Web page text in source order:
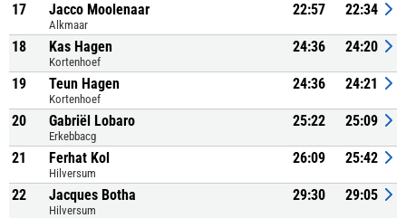
17 Jacco Moolenaar
Alkmaar
22:57 22:34
18 Kas Hagen
Kortenhoef
24:36 24:20
19 Teun Hagen
Kortenhoef
24:36 24:21
20 Gabriël Lobaro
Erkebbacg
25:22 25:09
21 Ferhat Kol
Hilversum
26:09 25:42
22 Jacques Botha
Hilversum
29:30 29:05